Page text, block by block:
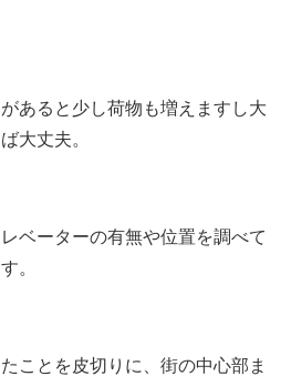
あると少し荷物も増えますし大
大丈夫。
ベーターの有無や位置を調べて
。
ことを皮切りに、街の中心部ま